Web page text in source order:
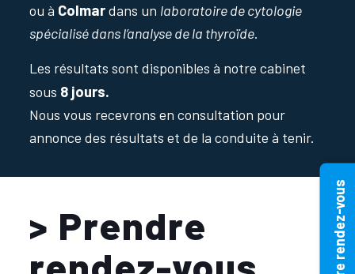
ou à Colmardans un laboratoire de cytologie
spécialisé dans l’analyse de la thyroïde.
Les résultats sont disponibles à notre cabinet
sous 8 jours.
Nous vous recevrons en consultation pour
annonce des résultats et de la conduite à tenir.
> Prendre
Prendre rendez-vous